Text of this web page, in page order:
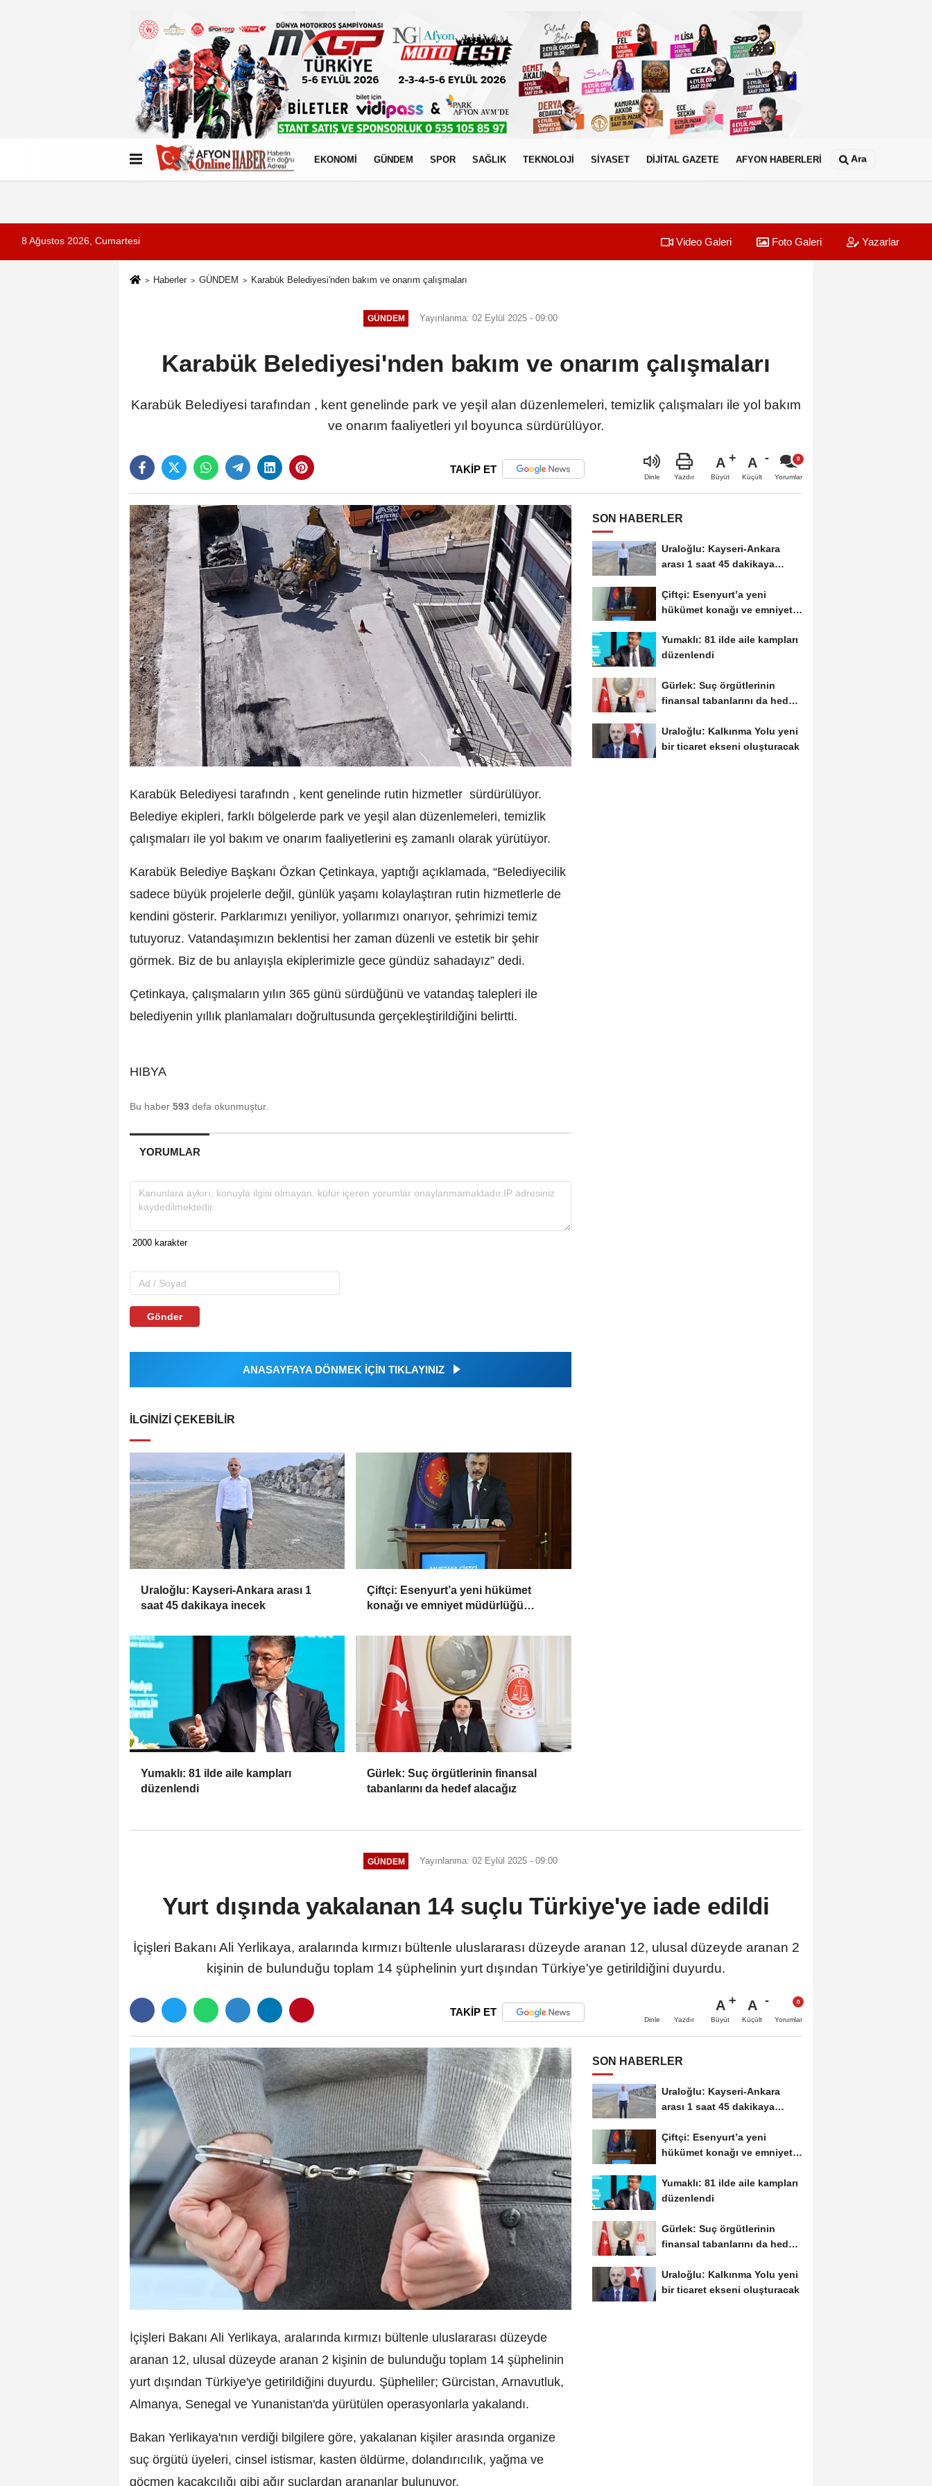
Künye İletişim Çerez Politikası
EKONOMİ GÜNDEM SPOR SAĞLIK TEKNOLOJİ SİYASET DİJİTAL GAZETE AFYON HABERLERİ Ara
8 Ağustos 2026, Cumartesi Video Galeri Foto Galeri Yazarlar
Haberler GÜNDEM Karabük Belediyesi'nden bakım ve onarım çalışmaları
GÜNDEM Yayınlanma: 02 Eylül 2025 - 09:00
Karabük Belediyesi'nden bakım ve onarım çalışmaları
Karabük Belediyesi tarafından , kent genelinde park ve yeşil alan düzenlemeleri, temizlik çalışmaları ile yol bakım
ve onarım faaliyetleri yıl boyunca sürdürülüyor.
TAKİP ET
Dinle Yazdır
A
Büyüt
A
Küçült Yorumlar
Karabük Belediyesi tarafındn , kent genelinde rutin hizmetler sürdürülüyor.
Belediye ekipleri, farklı bölgelerde park ve yeşil alan düzenlemeleri, temizlik
çalışmaları ile yol bakım ve onarım faaliyetlerini eş zamanlı olarak yürütüyor.
Karabük Belediye Başkanı Özkan Çetinkaya, yaptığı açıklamada, “Belediyecilik
sadece büyük projelerle değil, günlük yaşamı kolaylaştıran rutin hizmetlerle de
kendini gösterir. Parklarımızı yeniliyor, yollarımızı onarıyor, şehrimizi temiz
tutuyoruz. Vatandaşımızın beklentisi her zaman düzenli ve estetik bir şehir
görmek. Biz de bu anlayışla ekiplerimizle gece gündüz sahadayız” dedi.
Çetinkaya, çalışmaların yılın 365 günü sürdüğünü ve vatandaş talepleri ile
belediyenin yıllık planlamaları doğrultusunda gerçekleştirildiğini belirtti.
HIBYA
Bu haber 593 defa okunmuştur.
YORUMLAR
Gönder
ANASAYFAYA DÖNMEK İÇİN TIKLAYINIZ
İLGINIZI ÇEKEBILIR
Uraloğlu: Kayseri-Ankara arası 1
saat 45 dakikaya inecek
Çiftçi: Esenyurt’a yeni hükümet
konağı ve emniyet müdürlüğü
Yumaklı: 81 ilde aile kampları
düzenlendi
Gürlek: Suç örgütlerinin finansal
tabanlarını da hedef alacağız
SON HABERLER
Uraloğlu: Kayseri-Ankara
arası 1 saat 45 dakikaya
Çiftçi: Esenyurt’a yeni
hükümet konağı ve emniyet
Yumaklı: 81 ilde aile kampları
düzenlendi
Gürlek: Suç örgütlerinin
finansal tabanlarını da hedef
Uraloğlu: Kalkınma Yolu yeni
bir ticaret ekseni oluşturacak
GÜNDEM Yayınlanma: 02 Eylül 2025 - 09:00
Yurt dışında yakalanan 14 suçlu Türkiye'ye iade edildi
İçişleri Bakanı Ali Yerlikaya, aralarında kırmızı bültenle uluslararası düzeyde aranan 12, ulusal düzeyde aranan 2
kişinin de bulunduğu toplam 14 şüphelinin yurt dışından Türkiye'ye getirildiğini duyurdu.
TAKİP ET
Dinle Yazdır
A
Büyüt
A
Küçült Yorumlar
İçişleri Bakanı Ali Yerlikaya, aralarında kırmızı bültenle uluslararası düzeyde
aranan 12, ulusal düzeyde aranan 2 kişinin de bulunduğu toplam 14 şüphelinin
yurt dışından Türkiye'ye getirildiğini duyurdu. Şüpheliler; Gürcistan, Arnavutluk,
Almanya, Senegal ve Yunanistan'da yürütülen operasyonlarla yakalandı.
Bakan Yerlikaya'nın verdiği bilgilere göre, yakalanan kişiler arasında organize
suç örgütü üyeleri, cinsel istismar, kasten öldürme, dolandırıcılık, yağma ve
göçmen kaçakçılığı gibi ağır suçlardan arananlar bulunuyor.
SON HABERLER
Uraloğlu: Kayseri-Ankara
arası 1 saat 45 dakikaya
Çiftçi: Esenyurt’a yeni
hükümet konağı ve emniyet
Yumaklı: 81 ilde aile kampları
düzenlendi
Gürlek: Suç örgütlerinin
finansal tabanlarını da hedef
Uraloğlu: Kalkınma Yolu yeni
bir ticaret ekseni oluşturacak